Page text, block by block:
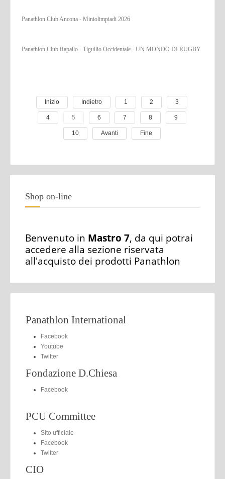
Panathlon Club Ancona - Miniolimpiadi 2026
Panathlon Club Rapallo - Tigullio Occidentale - UN MONDO DI RUGBY
Inizio Indietro 1 2 3
4 5 6 7 8 9
10 Avanti Fine
Shop on-line
Benvenuto in Mastro 7, da qui potrai
accedere alla sezione riservata
all'acquisto dei prodotti Panathlon
Panathlon International
Facebook
Youtube
Twitter
Fondazione D.Chiesa
Facebook
PCU Committee
Sito ufficiale
Facebook
Twitter
CIO